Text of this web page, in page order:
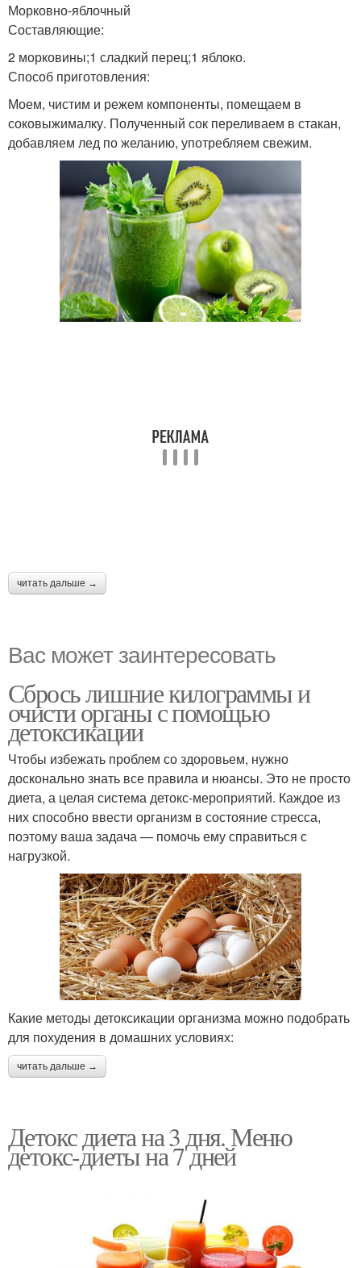
Морковно-яблочный
Составляющие:
2 морковины;1 сладкий перец;1 яблоко.
Способ приготовления:
Моем, чистим и режем компоненты, помещаем в
соковыжималку. Полученный сок переливаем в стакан,
добавляем лед по желанию, употребляем свежим.
читать дальше →
Вас может заинтересовать
Сбрось лишние килограммы и
очисти органы с помощью
детоксикации
Чтобы избежать проблем со здоровьем, нужно
досконально знать все правила и нюансы. Это не просто
диета, а целая система детокс-мероприятий. Каждое из
них способно ввести организм в состояние стресса,
поэтому ваша задача — помочь ему справиться с
нагрузкой.
Какие методы детоксикации организма можно подобрать
для похудения в домашних условиях:
читать дальше →
Детокс диета на 3 дня. Меню
детокс-диеты на 7 дней